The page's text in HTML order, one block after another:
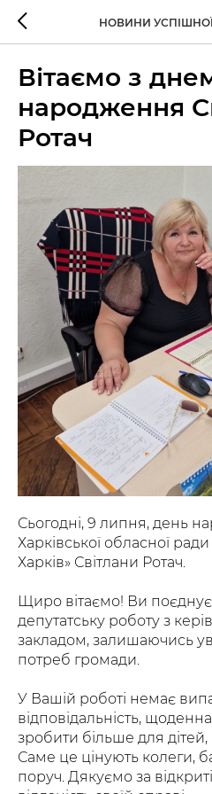
НОВИНИ
Вітаємо з
народження
Ротач
Сьогодні, 9 липня, день
Харківської обласної
Харків» Світлани Ротач.
Щиро вітаємо! Ви
депутатську роботу з
закладом, залишаючись
потреб громади.
У Вашій роботі немає
відповідальність,
зробити більше для
Саме це цінують колеги,
поруч. Дякуємо за